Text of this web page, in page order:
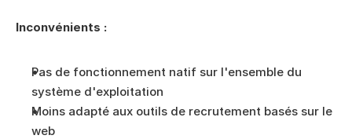
Inconvénients :
Pas de fonctionnement natif sur l'ensemble du
système d'exploitation
Moins adapté aux outils de recrutement basés sur le
web